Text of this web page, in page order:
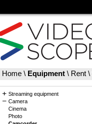
Home \ Equipment \ Rent \
Streaming equipment
Camera
Cinema
Photo